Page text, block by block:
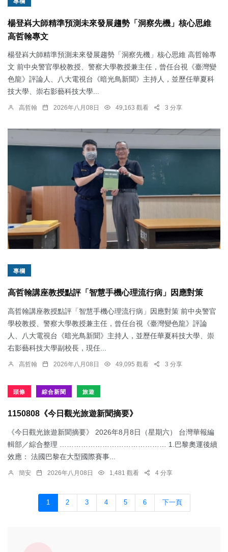
專欄
楊登嵙大師精準預測未來發展趨勢「洞察先機」核心思維
高哲翰專文
楊登嵙大師精準預測未來發展趨勢「洞察先機」核心思維 高哲翰專
文 前中央警官學校教授、警察大學教授兼主任，曾任台視《臺灣變
色龍》評論人、八大電視台《暗光鳥新聞》主持人，並歷任華夏科
技大學、崇右影藝科技大學...
高哲翰 2026年八月08日 49,163 觀看 3 分享
專欄
高哲翰講座教授點評「智慧手機心理流行病」因應對策
高哲翰講座教授點評「智慧手機心理流行病」因應對策 前中央警官
學校教授、警察大學教授兼主任，曾任台視《臺灣變色龍》評論
人、八大電視台《暗光鳥新聞》主持人，並歷任華夏科技大學、崇
右影藝科技大學副校長，現任...
高哲翰 2026年八月08日 49,095 觀看 3 分享
頭條 綜合新聞 旅遊
1150808《今日觀光旅遊新聞摘要》
《今日觀光旅遊新聞摘要》 2026年8月8日（星期六） 台灣華報編
輯部／綜合整理 ……………………………………… 1.​巴黎奧運後續
效應： 法國巴黎在大型國際賽事...
簡安 2026年八月08日 1,481 觀看 4 分享
1 2 3 4 5 6 下一頁